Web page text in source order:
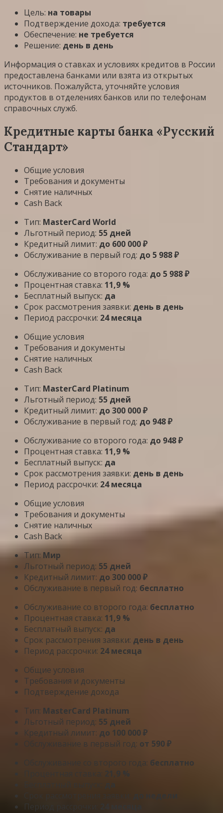
Цель: на товары
Подтверждение дохода: требуется
Обеспечение: не требуется
Решение: день в день
Информация о ставках и условиях кредитов в России
предоставлена банками или взята из открытых
источников. Пожалуйста, уточняйте условия
продуктов в отделениях банков или по телефонам
справочных служб.
Кредитные карты банка «Русский
Стандарт»
Общие условия
Требования и документы
Снятие наличных
Cash Back
Тип: MasterСard World
Льготный период: 55 дней
Кредитный лимит: до 600 000 ₽
Обслуживание в первый год: до 5 988 ₽
Обслуживание со второго года: до 5 988 ₽
Процентная ставка: 11,9 %
Бесплатный выпуск: да
Срок рассмотрения заявки: день в день
Период рассрочки: 24 месяца
Общие условия
Требования и документы
Снятие наличных
Cash Back
Тип: MasterСard Platinum
Льготный период: 55 дней
Кредитный лимит: до 300 000 ₽
Обслуживание в первый год: до 948 ₽
Обслуживание со второго года: до 948 ₽
Процентная ставка: 11,9 %
Бесплатный выпуск: да
Срок рассмотрения заявки: день в день
Период рассрочки: 24 месяца
Общие условия
Требования и документы
Снятие наличных
Cash Back
Тип: Мир
Льготный период: 55 дней
Кредитный лимит: до 300 000 ₽
Обслуживание в первый год: бесплатно
Обслуживание со второго года: бесплатно
Процентная ставка: 11,9 %
Бесплатный выпуск: да
Срок рассмотрения заявки: день в день
Период рассрочки: 24 месяца
Общие условия
Требования и документы
Подтверждение дохода
Тип: MasterСard Platinum
Льготный период: 55 дней
Кредитный лимит: до 100 000 ₽
Обслуживание в первый год: от 590 ₽
Обслуживание со второго года: бесплатно
21,9 %
Период рассрочки: